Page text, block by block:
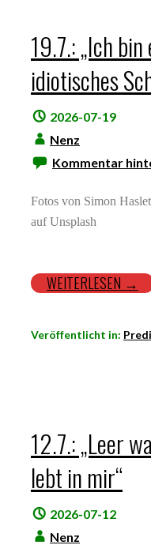
19.7.: „Ich
idiotisches
2026-07-19
Nenz
Kommentar
Fotos von Simon
auf Unsplash
WEITERLESEN →
Veröffentlicht in:
12.7.: „Leer
lebt in mir“
2026-07-12
Nenz